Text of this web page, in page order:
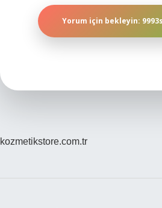
kozmetikstore.com.tr